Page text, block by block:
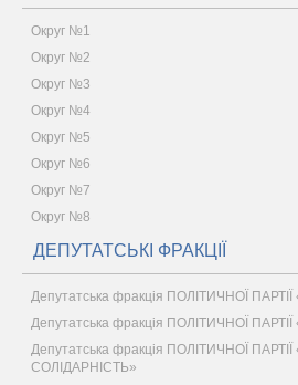
Округ №1
Округ №2
Округ №3
Округ №4
Округ №5
Округ №6
Округ №7
Округ №8
ДЕПУТАТСЬКІ ФРАКЦІЇ
Депутатська фракція ПОЛІТИЧНОЇ
Депутатська фракція ПОЛІТИЧНОЇ
Депутатська фракція ПОЛІТИЧНОЇ
СОЛІДАРНІСТЬ»